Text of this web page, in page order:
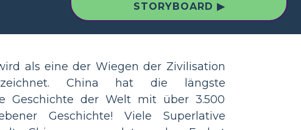
STORYBOARD ▶
als eine der Wiegen der Zivilisation
China hat die längste
Geschichte der Welt mit über 3.500
Geschichte! Viele Superlative